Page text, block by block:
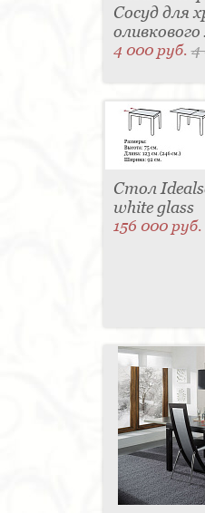
Сосуд для
4 000 руб.4
Стол
white glass
156 000 руб.